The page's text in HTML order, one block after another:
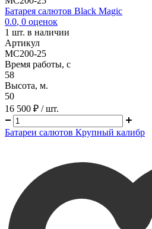
Батарея салютов Black Magic
0.0, 0 оценок
1 шт. в наличии
Артикул
MC200-25
Время работы, с
58
Высота, м.
50
16 500 ₽ / шт.
Батареи салютов Крупный калибр